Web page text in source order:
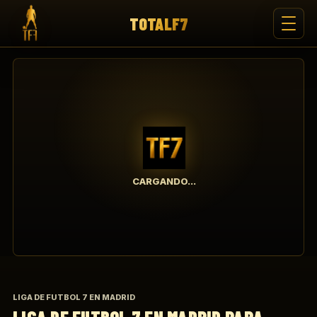
TOTALF7
CARGANDO...
LIGA DE FUTBOL 7 EN MADRID